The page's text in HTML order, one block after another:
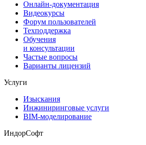
Онлайн-документация
Видеокурсы
Форум пользователей
Техподдержка
Обучения
и консультации
Частые вопросы
Варианты лицензий
Услуги
Изыскания
Инжиниринговые услуги
BIM-моделирование
ИндорСофт